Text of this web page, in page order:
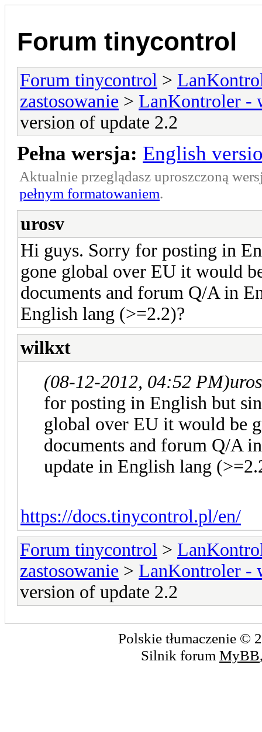
Forum tinycontrol
Forum tinycontrol >
zastosowanie > LanKontroler -
version of update 2.2
Pełna wersja: English
Aktualnie przeglądasz uproszczoną
pełnym formatowaniem.
urosv
Hi guys. Sorry for posting in
gone global over EU it would
documents and forum Q/A in
English lang (>=2.2)?
wilkxt
(08-12-2012, 04:52 PM)
for posting in English but
global over EU it would be
documents and forum Q/A
update in English lang
https://docs.tinycontrol.pl/en/
Forum tinycontrol >
zastosowanie > LanKontroler -
version of update 2.2
Polskie tłumaczenie ©
Silnik forum MyBB